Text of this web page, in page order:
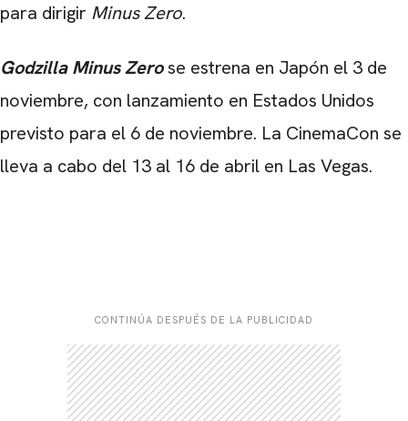
para dirigir Minus Zero.
Godzilla Minus Zerose estrena en Japón el 3 de
noviembre, con lanzamiento en Estados Unidos
previsto para el 6 de noviembre. La CinemaCon se
lleva a cabo del 13 al 16 de abril en Las Vegas.
CONTINÚA DESPUÉS DE LA PUBLICIDAD